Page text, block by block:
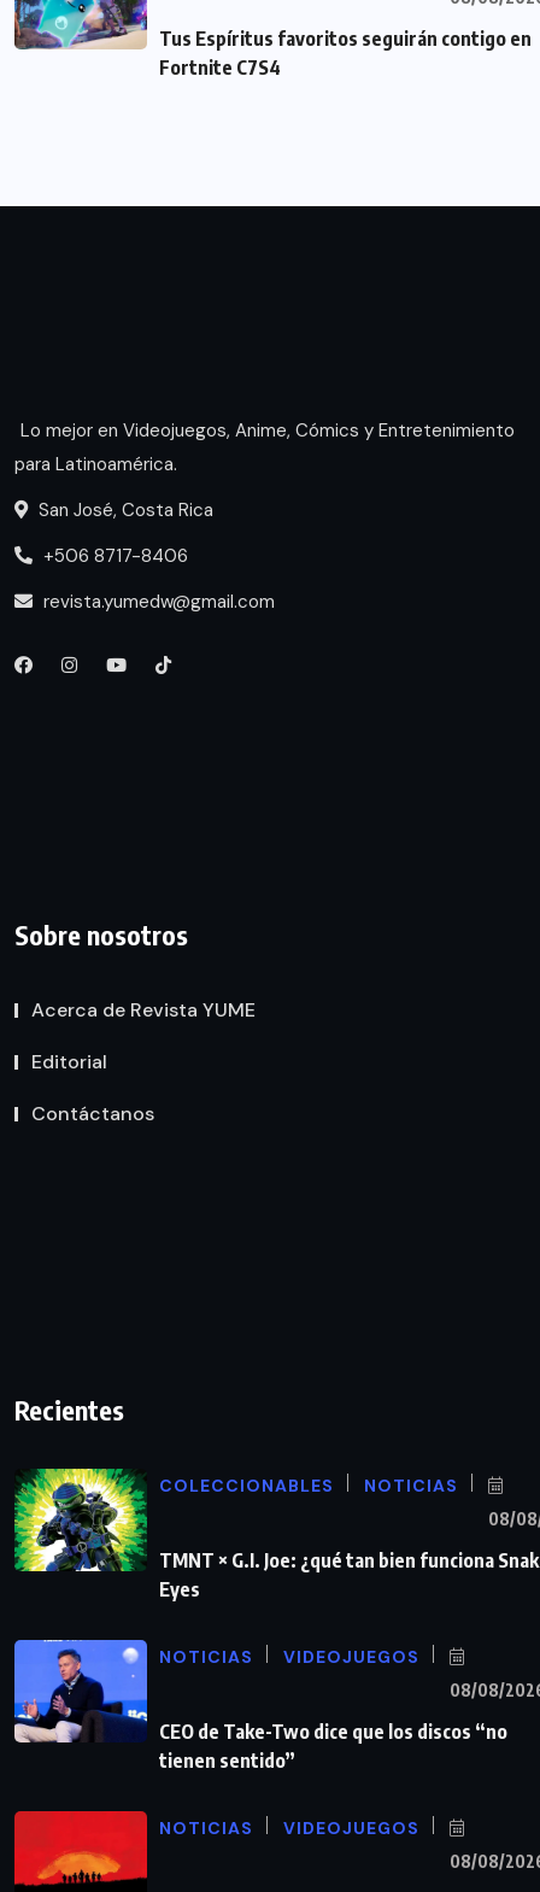
Tus Espíritus favoritos seguirán contigo en
Fortnite C7S4
Lo mejor en Videojuegos, Anime, Cómics y Entretenimiento
para Latinoamérica.
San José, Costa Rica
+506 8717-8406
revista.yumedw@gmail.com
Sobre nosotros
Acerca de Revista YUME
Editorial
Contáctanos
Recientes
COLECCIONABLES NOTICIAS
08/
TMNT × G.I. Joe: ¿qué tan bien funciona
Eyes
NOTICIAS VIDEOJUEGOS
08/08/
CEO de Take-Two dice que los discos “no
tienen sentido”
NOTICIAS VIDEOJUEGOS
08/08/